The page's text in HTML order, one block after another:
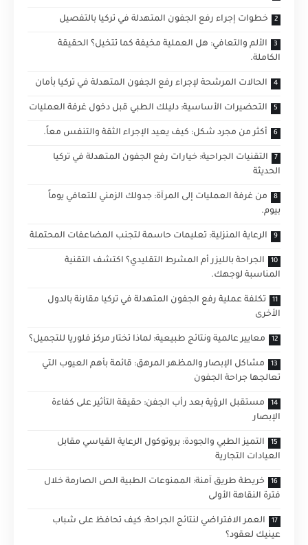
خطوات إجراء رفع الجفون المتهدلة في تركيا بالتفصيل
الألم والتعافي: هل العملية مخيفة كما تتخيل؟ الحقيقة
الكاملة.
الحالات المرشحة لإجراء رفع الجفون المتهدلة في تركيا بأمان
التحضيرات الأساسية: دليلك الطبي قبل دخول غرفة العمليات
أكثر من مجرد شكل: كيف يعيد الإجراء الثقة والتنفس معاً.
التقنيات الجراحية: خيارات رفع الجفون المتهدلة في تركيا
الحديثة
من غرفة العمليات إلى المرآة: جدولك الزمني للتعافي يوماً
بيوم.
الرعاية المنزلية: تعليمات حاسمة لتجنب المضاعفات المحتملة
الجراحة بالليزر أم المشرط التقليدي؟ اكتشف التقنية
المناسبة لوجهك.
تكلفة عملية رفع الجفون المتهدلة في تركيا مقارنة بالدول
الأخرى
معايير عالمية ونتائج طبيعية: لماذا تختار مركز فلوريا للتجميل؟
مشاكل الإبصار والمظهر المرهق: قائمة بأهم العيوب التي
تعالجها جراحة الجفون
مستقبل الرؤية بعد رأب الجفن: حقيقة التأثير على كفاءة
الإبصار
التميز الطبي والجودة: بروتوكول الرعاية القياسي مقابل
العيادات التجارية
خريطة طريق آمنة: الممنوعات الطبية الص الصارمة خلال
فترة النقاهة الأولى
العمر الافتراضي لنتائج الجراحة: كيف تحافظ على شباب
عينيك لعقود؟